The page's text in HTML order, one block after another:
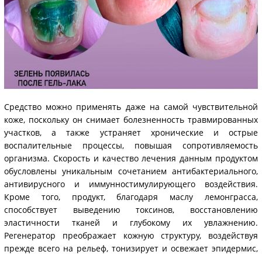
Средство можно применять даже на самой чувствительной
коже, поскольку он снимает болезненность травмированных
участков, а также устраняет хронические и острые
воспалительные процессы, повышая сопротивляемость
организма. Скорость и качество лечения данным продуктом
обусловлены уникальным сочетанием антибактериального,
антивирусного и иммунностимулирующего воздействия.
Кроме того, продукт, благодаря маслу лемонграсса,
способствует выведению токсинов, восстановлению
эластичности тканей и глубокому их увлажнению.
Регенератор преображает кожную структуру, воздействуя
прежде всего на рельеф, тонизирует и освежает эпидермис,